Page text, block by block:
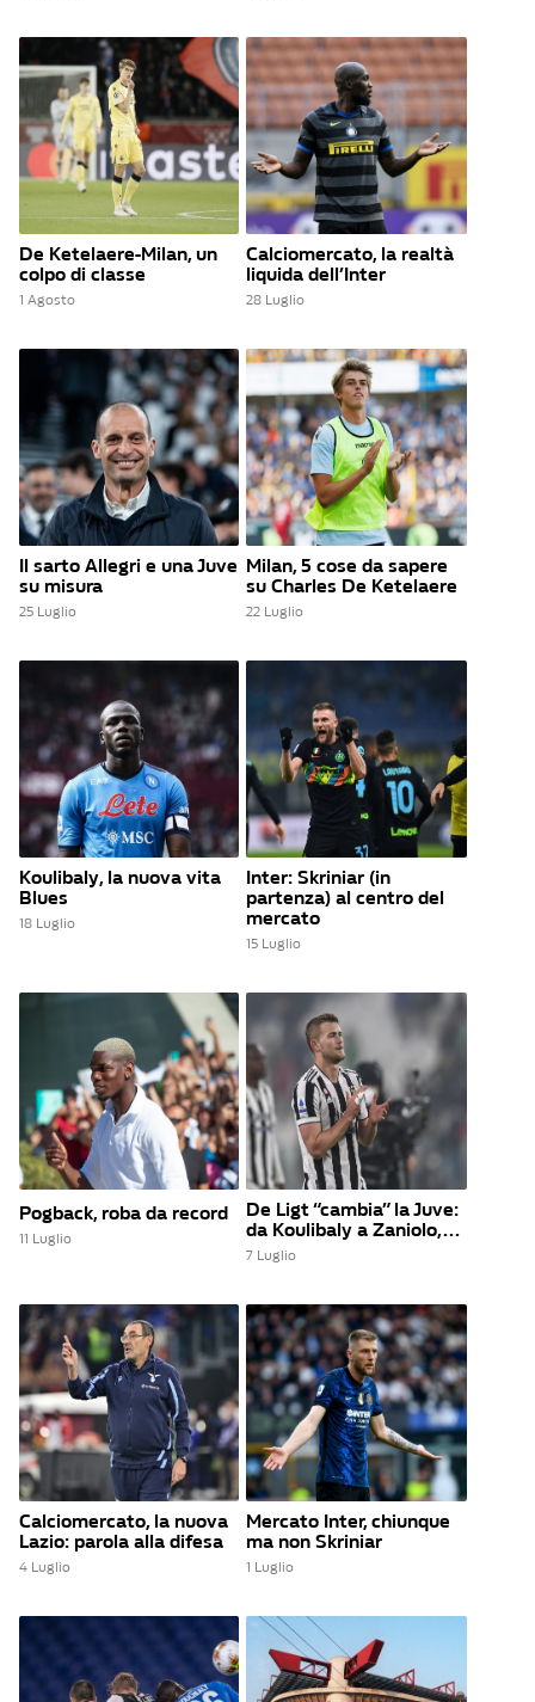
De Ketelaere-Milan, un
colpo di classe
1 Agosto
Calciomercato, la realtà
liquida dell’Inter
28 Luglio
Il sarto Allegri e una Juve
su misura
25 Luglio
Milan, 5 cose da sapere
su Charles De Ketelaere
22 Luglio
Koulibaly, la nuova vita
Blues
18 Luglio
Inter: Skriniar (in
partenza) al centro del
mercato
15 Luglio
Pogback, roba da record
11 Luglio
De Ligt “cambia” la Juve:
da Koulibaly a Zaniolo,...
7 Luglio
Calciomercato, la nuova
Lazio: parola alla difesa
4 Luglio
Mercato Inter, chiunque
ma non Skriniar
1 Luglio